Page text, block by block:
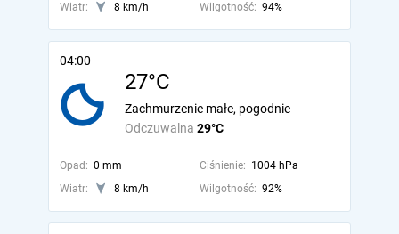
Wiatr:
8 km/h Wilgotność: 94%
04:00
27°C
Odczuwalna 29°C
Zachmurzenie małe, pogodnie
Opad: 0 mm Ciśnienie: 1004 hPa
Wiatr:
8 km/h Wilgotność: 92%